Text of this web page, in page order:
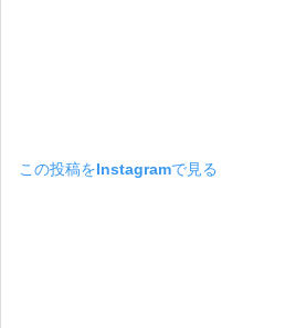
この投稿をInstagramで見る